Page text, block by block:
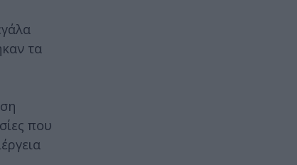
τα
που